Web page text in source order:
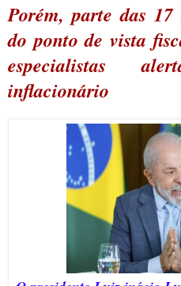
Porém, parte das 17
do ponto de vista
especialistas
inflacionário